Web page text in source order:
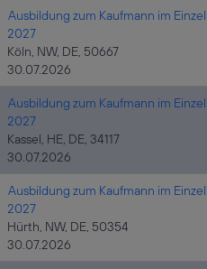
Ausbildung zum Kaufmann im
2027
Köln, NW, DE, 50667
30.07.2026
Ausbildung zum Kaufmann im
2027
Kassel, HE, DE, 34117
30.07.2026
Ausbildung zum Kaufmann im
2027
Hürth, NW, DE, 50354
30.07.2026